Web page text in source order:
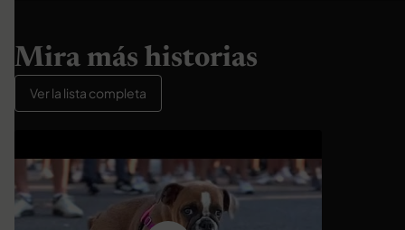
Mira más historias
Ver la lista completa